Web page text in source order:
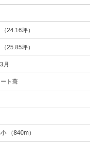
（24.16坪）
（25.85坪）
月
ト葺
（840m）